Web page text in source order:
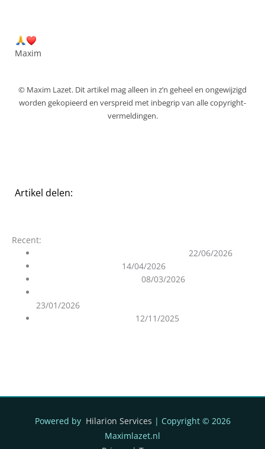
Maxim
© Maxim Lazet. Dit artikel mag alleen in z’n geheel en ongewijzigd
worden gekopieerd en verspreid met inbegrip van alle copyright-
vermeldingen.
Artikel delen:
Recent:
22/06/2026
14/04/2026
08/03/2026
23/01/2026
12/11/2025
Powered by Hilarion Services | Copyright © 2026
Maximlazet.nl